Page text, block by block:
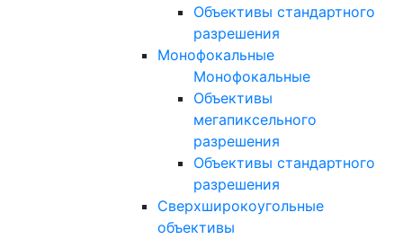
Объективы стандартного
разрешения
Монофокальные
Монофокальные
Объективы
мегапиксельного
разрешения
Объективы стандартного
разрешения
Сверхширокоугольные
объективы